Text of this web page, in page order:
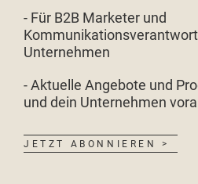
- Für B2B Marketer und
Unternehmen
- Aktuelle Angebote und
und dein Unternehmen
JETZT ABONNIEREN >